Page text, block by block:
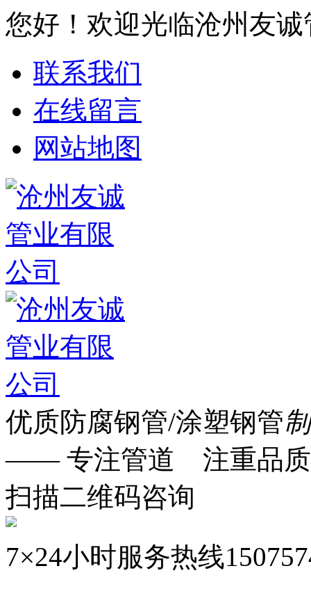
您好！欢迎光临沧州友
联系我们
在线留言
网站地图
优质防腐钢管/涂塑钢管
—— 专注管道 注重品
扫描二维码咨询
7×24小时服务热线